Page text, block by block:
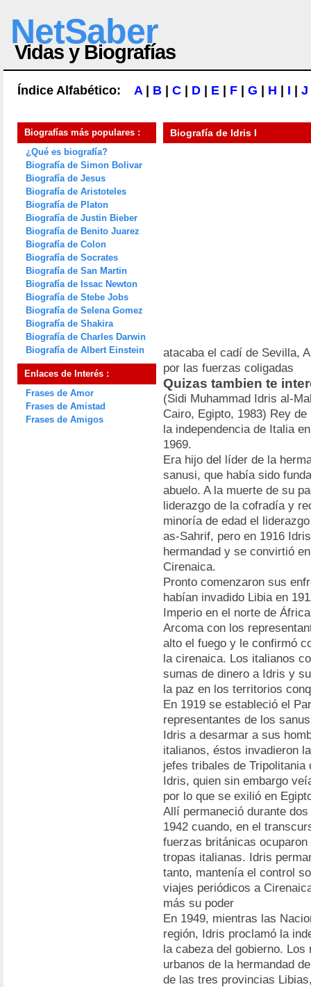
NetSaber
Vidas y Biografías
Índice Alfabético: A| B C D E F G H I J
Biografías más populares :
¿Qué es biografía?
Biografía de Simon Bolivar
Biografía de Jesus
Biografía de Aristoteles
Biografía de Platon
Biografía de Justin Bieber
Biografía de Benito Juarez
Biografía de Colon
Biografía de Socrates
Biografía de San Martin
Biografía de Issac Newton
Biografía de Stebe Jobs
Biografía de Selena Gomez
Biografía de Shakira
Biografía de Charles Darwin
Biografía de Albert Einstein
Enlaces de Interés :
Frases de Amor
Frases de Amistad
Frases de Amigos
Biografía de Idris I
atacaba el cadí de Sevilla,
por las fuerzas coligadas
Quizas tambien te
(Sidi Muhammad Idris al-
Cairo, Egipto, 1983) Rey
la independencia de Italia
1969.
Era hijo del líder de la
sanusi, que había sido
abuelo. A la muerte de su
liderazgo de la cofradía y
minoría de edad el
as-Sahrif, pero en 1916
hermandad y se convirtió
Cirenaica.
Pronto comenzaron sus
habían invadido Libia en
Imperio en el norte de
Arcoma con los
alto el fuego y le confirmó
la cirenaica. Los italianos
sumas de dinero a Idris y
la paz en los territorios
En 1919 se estableció el
representantes de los
Idris a desarmar a sus
italianos, éstos invadieron
jefes tribales de
Idris, quien sin embargo
por lo que se exilió en
Allí permaneció durante
1942 cuando, en el
fuerzas británicas
tropas italianas. Idris
tanto, mantenía el control
viajes periódicos a
más su poder
En 1949, mientras las
región, Idris proclamó la
la cabeza del gobierno.
urbanos de la hermandad
de las tres provincias